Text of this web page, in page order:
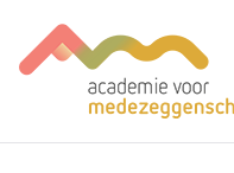
naar
de